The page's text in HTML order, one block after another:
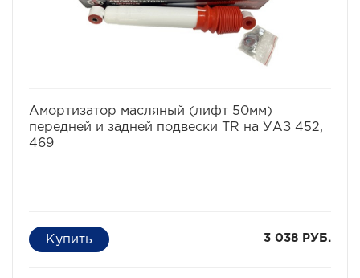
Амортизатор масляный (лифт 50мм)
передней и задней подвески TR на УАЗ 452,
469
3 038 РУБ.